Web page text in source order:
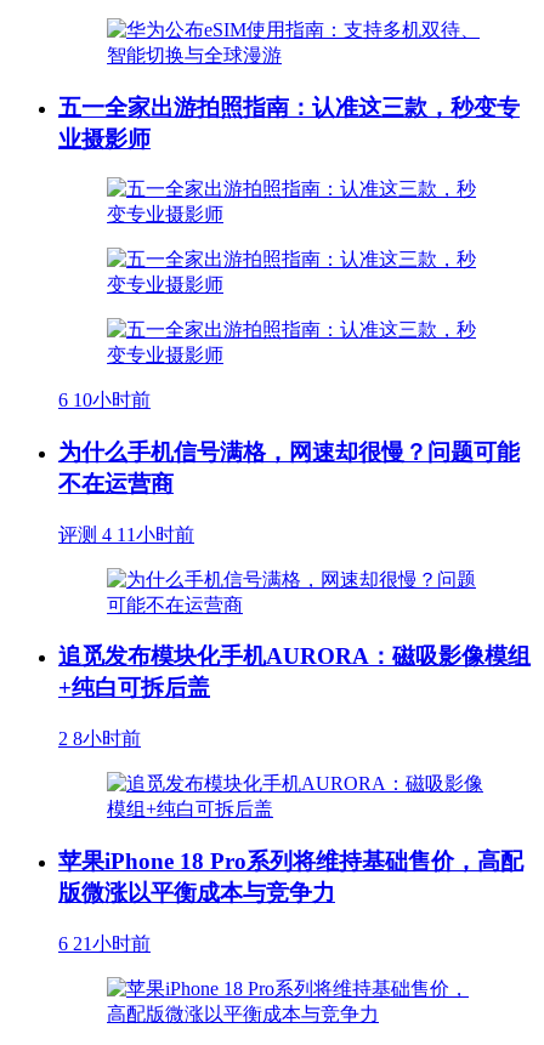
五一全家出游拍照指南：认准这三款，秒变专
业摄影师
6 10小时前
为什么手机信号满格，网速却很慢？问题可能
不在运营商
评测 4 11小时前
追觅发布模块化手机AURORA：磁吸影像模组
+纯白可拆后盖
2 8小时前
苹果iPhone 18 Pro系列将维持基础售价，高配
版微涨以平衡成本与竞争力
6 21小时前